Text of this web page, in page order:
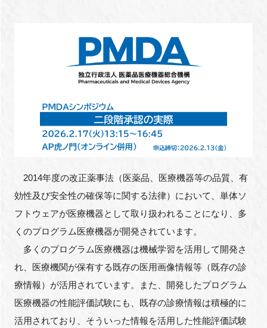
インタビュー・コラム
ニュース・掲示板
特別会員
施設・アクセス
FAQ
イベントお知らせメール登録
2014年度の改正薬事法（医薬品、医療機器等の品質、有
効性及び安全性の確保等に関する法律）において、単体ソ
フトウェアが医療機器として取り扱われることになり、多
くのプログラム医療機器が開発されています。
多くのプログラム医療機器は機械学習を活用して開発さ
れ、医療機関が保有する既存の医用画像情報等（既存の診
療情報）が活用されています。また、開発したプログラム
医療機器の性能評価試験にも、既存の診療情報は積極的に
活用されており、そういった情報を活用した性能評価試験